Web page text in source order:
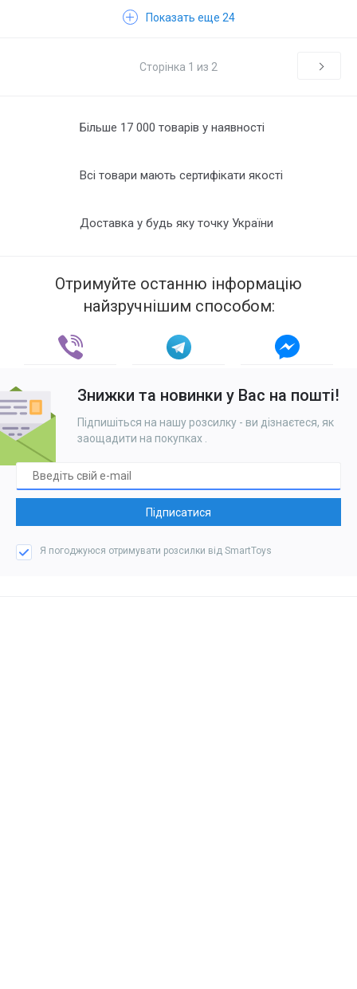
Показать еще 24
Сторінка 1 из 2
Більше 17 000 товарів у наявності
Всі товари мають сертифікати якості
Доставка у будь яку точку України
Отримуйте останню інформацію
найзручнішим способом:
Знижки та новинки у Вас на пошті!
Підпишіться на нашу розсилку - ви дізнаєтеся, як
заощадити на покупках
Підписатися
Я погоджуюся отримувати розсилки від SmartToys